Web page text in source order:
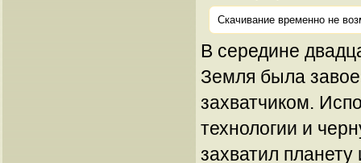
Скачивание временно не
В середине
Земля была
захватчиком.
технологии и
захватил